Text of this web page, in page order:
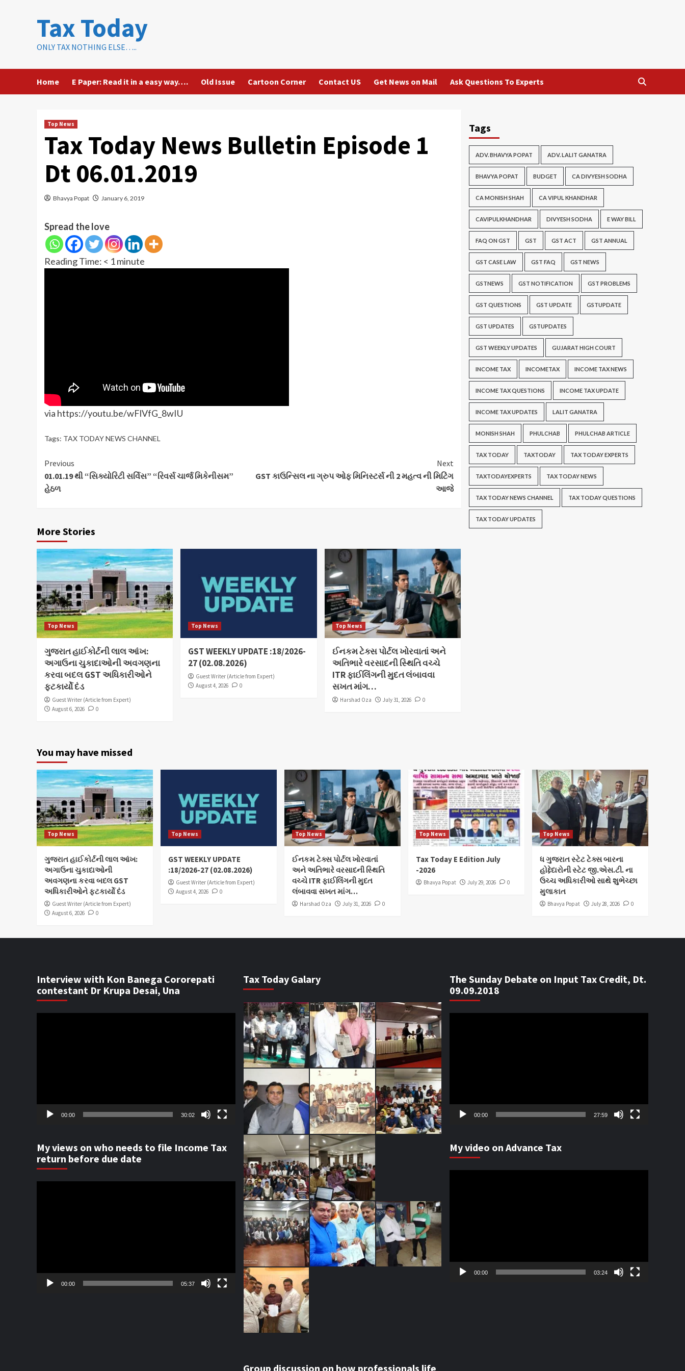
Tax Today
ONLY TAX NOTHING ELSE…..
Home E Paper: Read it in a easy way…. Old Issue Cartoon Corner Contact US Get News on Mail Ask Questions To Experts
Top News
Tax Today News Bulletin Episode 1
Dt 06.01.2019
Bhavya Popat January 6, 2019
Spread the love
Reading Time: < 1minute
via https://youtu.be/wFlVfG_8wIU
Tags: TAX TODAY NEWS CHANNEL
Continue
Reading
Previous
01.01.19 થી “સિક્યોરિટી સર્વિસ” “રિવર્સ ચાર્જ મિકેનીસમ”
હેઠળ
Next
GST કાઉન્સિલ ના ગ્રુપ ઓફ મિનિસ્ટર્સ ની 2 મહત્વ ની મિટિંગ
આજે
More Stories
Top News
ગુજરાત હાઈકોર્ટની લાલ આંખ:
અગાઉના ચુકાદાઓની અવગણના
કરવા બદલ GST અધિકારીઓને
ફટકાર્યો દંડ
Guest Writer (Article from Expert)
August 6, 2026
0
Top News
GST WEEKLY UPDATE :18/2026-
27 (02.08.2026)
Guest Writer (Article from Expert)
August 4, 2026
0
Top News
ઈનકમ ટેક્સ પોર્ટલ ખોરવાતાં અને
અતિભારે વરસાદની સ્થિતિ વચ્ચે
ITR ફાઈલિંગની મુદત લંબાવવા
સખત માંગ…
Harshad Oza July 31, 2026 0
Tags
ADV. BHAVYA POPAT ADV. LALIT GANATRA
BHAVYA POPAT BUDGET CA DIVYESH SODHA
CA MONISH SHAH CA VIPUL KHANDHAR
CAVIPULKHANDHAR DIVYESH SODHA E WAY BILL
FAQ ON GST GST GST ACT GST ANNUAL
GST CASE LAW GST FAQ GST NEWS
GSTNEWS GST NOTIFICATION GST PROBLEMS
GST QUESTIONS GST UPDATE GSTUPDATE
GST UPDATES GSTUPDATES
GST WEEKLY UPDATES GUJARAT HIGH COURT
INCOME TAX INCOMETAX INCOME TAX NEWS
INCOME TAX QUESTIONS INCOME TAX UPDATE
INCOME TAX UPDATES LALIT GANATRA
MONISH SHAH PHULCHAB PHULCHAB ARTICLE
TAX TODAY TAXTODAY TAX TODAY EXPERTS
TAXTODAYEXPERTS TAX TODAY NEWS
TAX TODAY NEWS CHANNEL TAX TODAY QUESTIONS
TAX TODAY UPDATES
You may have missed
Top News
ગુજરાત હાઈકોર્ટની લાલ આંખ:
અગાઉના ચુકાદાઓની
અવગણના કરવા બદલ GST
અધિકારીઓને ફટકાર્યો દંડ
Guest Writer (Article from Expert)
August 6, 2026
0
Top News
GST WEEKLY UPDATE
:18/2026-27 (02.08.2026)
Guest Writer (Article from Expert)
August 4, 2026
0
Top News
ઈનકમ ટેક્સ પોર્ટલ ખોરવાતાં
અને અતિભારે વરસાદની સ્થિતિ
વચ્ચે ITR ફાઈલિંગની મુદત
લંબાવવા સખત માંગ…
Harshad Oza July 31, 2026 0
Top News
Tax Today E Edition July
-2026
Bhavya Popat July 29, 2026 0
Top News
ધ ગુજરાત સ્ટેટ ટેક્સ બારના
હોદ્દેદારોની સ્ટેટ જી.એસ.ટી. ના
ઉચ્ચ અધિકારીઓ સાથે શુભેચ્છા
મુલાકાત
Bhavya Popat July 28, 2026 0
Interview with Kon Banega Cororepati
contestant Dr Krupa Desai, Una
00:00 30:02
My views on who needs to file Income Tax
return before due date
00:00 05:37
Tax Today Galary
Group discussion on how professionals life
The Sunday Debate on Input Tax Credit, Dt.
09.09.2018
00:00 27:59
My video on Advance Tax
00:00 03:24